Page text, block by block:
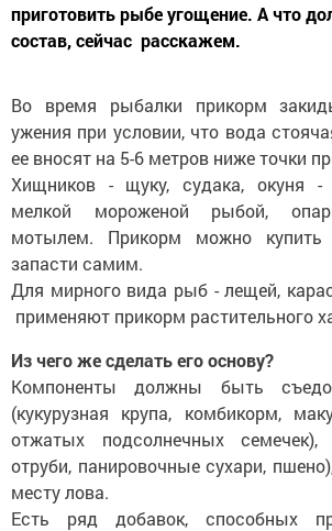
приготовить рыбе угощение. А что
состав, сейчас расскажем.
Во время рыбалки прикорм
ужения при условии, что вода
ее вносят на 5-6 метров ниже точки
Хищников - щуку, судака, окуня
мелкой мороженой рыбой,
мотылем. Прикорм можно купить
запасти самим.
Для мирного вида рыб - лещей,
применяют прикорм растительного
Из чего же сделать его основу?
Компоненты должны быть
(кукурузная крупа, комбикорм,
отжатых подсолнечных семечек),
отруби, панировочные сухари,
месту лова.
Есть ряд добавок, способных